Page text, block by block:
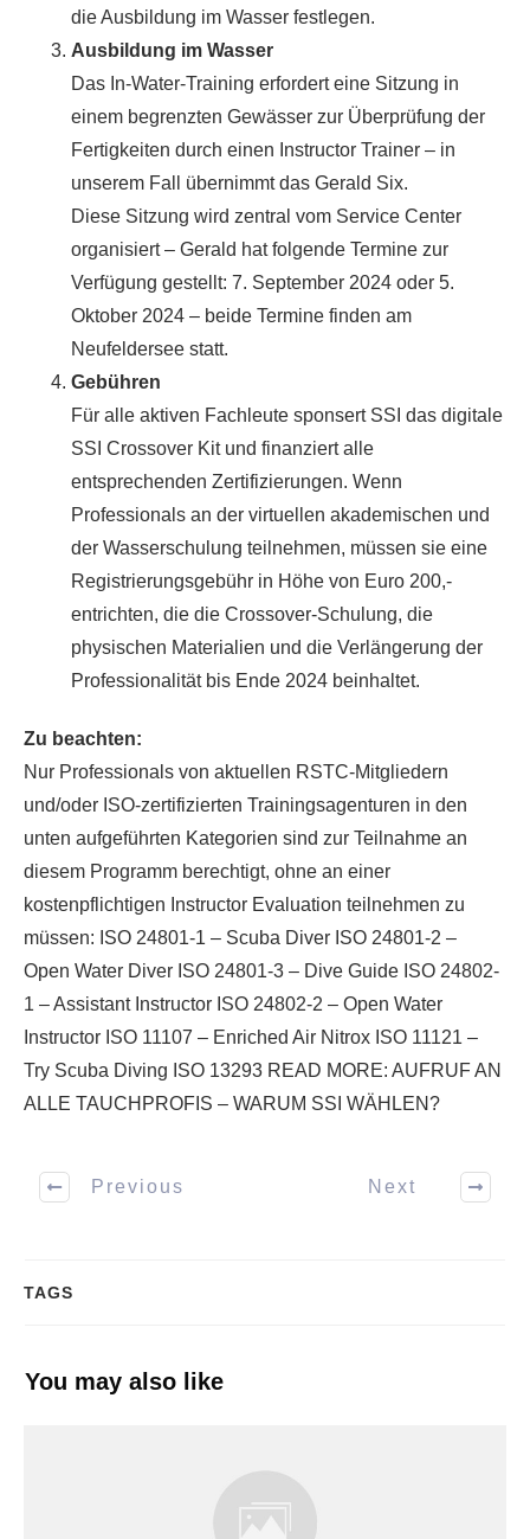
die Ausbildung im Wasser festlegen.
Ausbildung im Wasser
Das In-Water-Training erfordert eine Sitzung in
einem begrenzten Gewässer zur Überprüfung der
Fertigkeiten durch einen Instructor Trainer – in
unserem Fall übernimmt das Gerald Six.
Diese Sitzung wird zentral vom Service Center
organisiert – Gerald hat folgende Termine zur
Verfügung gestellt: 7. September 2024 oder 5.
Oktober 2024 – beide Termine finden am
Neufeldersee statt.
Gebühren
Für alle aktiven Fachleute sponsert SSI das digitale
SSI Crossover Kit und finanziert alle
entsprechenden Zertifizierungen. Wenn
Professionals an der virtuellen akademischen und
der Wasserschulung teilnehmen, müssen sie eine
Registrierungsgebühr in Höhe von Euro 200,-
entrichten, die die Crossover-Schulung, die
physischen Materialien und die Verlängerung der
Professionalität bis Ende 2024 beinhaltet.
Zu beachten:
Nur Professionals von aktuellen RSTC-Mitgliedern
und/oder ISO-zertifizierten Trainingsagenturen in den
unten aufgeführten Kategorien sind zur Teilnahme an
diesem Programm berechtigt, ohne an einer
kostenpflichtigen Instructor Evaluation teilnehmen zu
müssen: ISO 24801-1 – Scuba Diver ISO 24801-2 –
Open Water Diver ISO 24801-3 – Dive Guide ISO 24802-
1 – Assistant Instructor ISO 24802-2 – Open Water
Instructor ISO 11107 – Enriched Air Nitrox ISO 11121 –
Try Scuba Diving ISO 13293 READ MORE: AUFRUF AN
ALLE TAUCHPROFIS – WARUM SSI WÄHLEN?
Previous Next
TAGS
You may also like